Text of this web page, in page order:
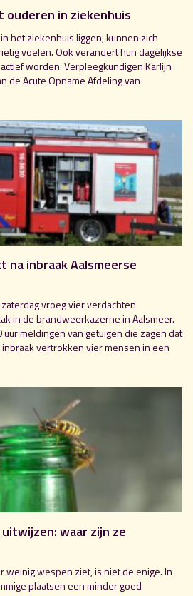
in ziekenhuis
het ziekenhuis liggen, kunnen zich
voelen. Ook verandert hun dagelijkse
worden. Verpleegkundigen Karlijn
de Acute Opname Afdeling van
na inbraak Aalsmeerse
vroeg vier verdachten
in de brandweerkazerne in Aalsmeer.
meldingen van getuigen die zagen dat
vertrokken vier mensen in een
waar zijn ze
weinig wespen ziet, is niet de enige. In
plaatsen een minder goed